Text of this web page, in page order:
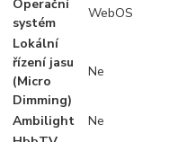
Operační
systém
WebOS
Lokální
řízení jasu
(Micro
Dimming)
Ne
Ambilight
Ne